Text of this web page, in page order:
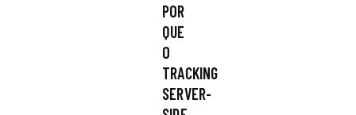
POR
QUE
O
TRACKING
SERVER-